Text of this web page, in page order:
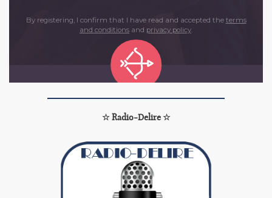
☆ Radio-Delire ☆